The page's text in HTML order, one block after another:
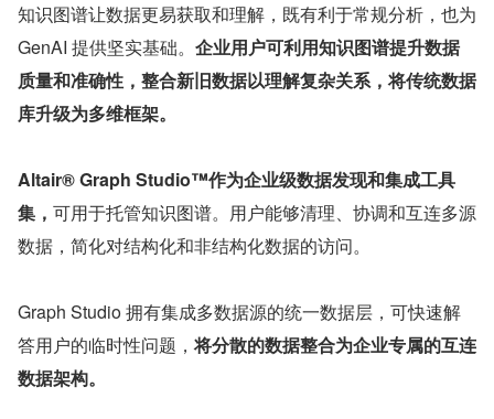
知识图谱让数据更易获取和理解，既有利于常规分析，也为
GenAI 提供坚实基础。 企业用户可利用知识图谱提升数据
质量和准确性，整合新旧数据以理解复杂关系，将传统数据
库升级为多维框架。
Altair® Graph Studio™作为企业级数据发现和集成工具
集， 可用于托管知识图谱。用户能够清理、协调和互连多源
数据，简化对结构化和非结构化数据的访问。
Graph Studio 拥有集成多数据源的统一数据层，可快速解
答用户的临时性问题，将分散的数据整合为企业专属的互连
数据架构。